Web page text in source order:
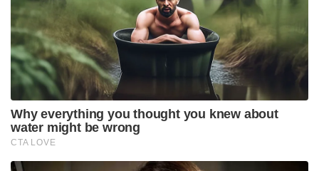
തമ്മിലുള്ള സാംസ്കാരിക വിനിമയത്തിന്റെ പ്രാധാന്യം
വിളിച്ചോതുന്ന മറ്റൊരു കൂടിക്കാഴ്ചയും റോമിൽ
നടന്നു. നാല് പതിറ്റാണ്ടിലേറെയായി ഇന്ത്യൻ
സംസ്കാരത്തിലും വേദപാരമ്പര്യത്തിലും
ആകൃഷ്ടനായി ജീവിക്കുന്ന പ്രശസ്ത ഇറ്റാലിയൻ
ചിത്രകാരൻ ജിയാമ്പോളോ ടൊമാസെറ്റിയെ
(Giampaolo Tomassetti) പ്രധാനമന്ത്രി മോദി നേരിൽ
കണ്ട് അഭിനന്ദിച്ചു. വാരാണസിയുടെ (കാശി) ആത്മീയ
ഭംഗി വിളിച്ചോതുന്ന മനോഹരമായ ഒരു പെയിന്റിംഗ്